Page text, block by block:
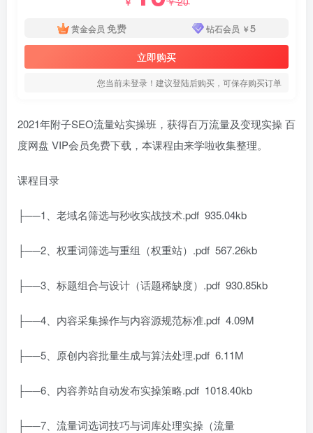
黄金会员 免费 钻石会员 ￥5
立即购买
您当前未登录！建议登陆后购买，可保存购买订单
2021年附子SEO流量站实操班，获得百万流量及变现实操 百
度网盘 VIP会员免费下载，本课程由来学啦收集整理。
课程目录
├──1、老域名筛选与秒收实战技术.pdf 935.04kb
├──2、权重词筛选与重组（权重站）.pdf 567.26kb
├──3、标题组合与设计（话题稀缺度）.pdf 930.85kb
├──4、内容采集操作与内容源规范标准.pdf 4.09M
├──5、原创内容批量生成与算法处理.pdf 6.11M
├──6、内容养站自动发布实操策略.pdf 1018.40kb
├──7、流量词选词技巧与词库处理实操（流量